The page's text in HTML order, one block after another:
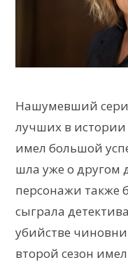
Нашумевший
лучших в истории
имел большой
шла уже о другом
персонажи
сыграла
убийстве
второй сезон